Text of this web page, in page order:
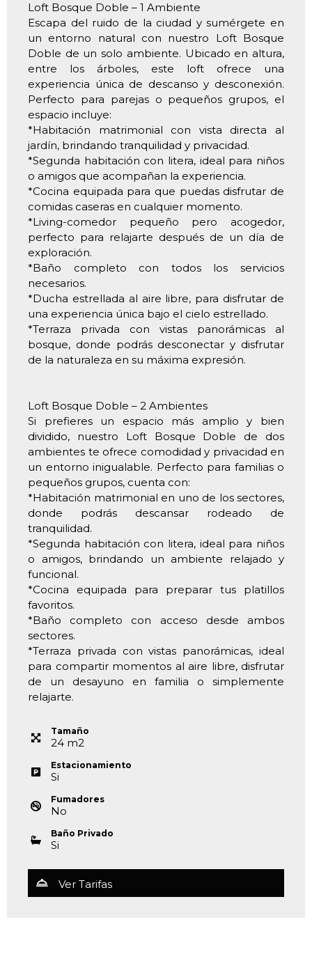
Loft Bosque Doble – 1 Ambiente
Escapa del ruido de la ciudad y sumérgete en
un entorno natural con nuestro Loft Bosque
Doble de un solo ambiente. Ubicado en altura,
entre los árboles, este loft ofrece una
experiencia única de descanso y desconexión.
Perfecto para parejas o pequeños grupos, el
espacio incluye:
*Habitación matrimonial con vista directa al
jardín, brindando tranquilidad y privacidad.
*Segunda habitación con litera, ideal para niños
o amigos que acompañan la experiencia.
*Cocina equipada para que puedas disfrutar de
comidas caseras en cualquier momento.
*Living-comedor pequeño pero acogedor,
perfecto para relajarte después de un día de
exploración.
*Baño completo con todos los servicios
necesarios.
*Ducha estrellada al aire libre, para disfrutar de
una experiencia única bajo el cielo estrellado.
*Terraza privada con vistas panorámicas al
bosque, donde podrás desconectar y disfrutar
de la naturaleza en su máxima expresión.
Loft Bosque Doble – 2 Ambientes
Si prefieres un espacio más amplio y bien
dividido, nuestro Loft Bosque Doble de dos
ambientes te ofrece comodidad y privacidad en
un entorno inigualable. Perfecto para familias o
pequeños grupos, cuenta con:
*Habitación matrimonial en uno de los sectores,
donde podrás descansar rodeado de
tranquilidad.
*Segunda habitación con litera, ideal para niños
o amigos, brindando un ambiente relajado y
funcional.
*Cocina equipada para preparar tus platillos
favoritos.
*Baño completo con acceso desde ambos
sectores.
*Terraza privada con vistas panorámicas, ideal
para compartir momentos al aire libre, disfrutar
de un desayuno en familia o simplemente
relajarte.
Tamaño
24 m2
Estacionamiento
Si
Fumadores
No
Baño Privado
Si
Ver Tarifas